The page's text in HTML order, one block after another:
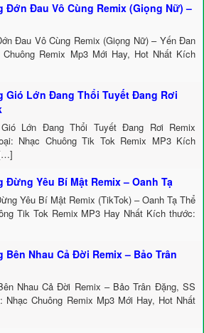
Đớn Đau Vô Cùng Remix (Giọng Nữ) –
Đau Vô Cùng Remix (Giọng Nữ) – Yến Đan
Remix Mp3 Mới Hay, Hot Nhất Kích
Gió Lớn Đang Thổi Tuyết Đang Rơi
Gió Lớn Đang Thổi Tuyết Đang Rơi Remix
Nhạc Chuông Tik Tok Remix MP3 Kích
Đừng Yêu Bí Mật Remix – Oanh Tạ
Yêu Bí Mật Remix (TikTok) – Oanh Tạ Thể
Tik Tok Remix MP3 Hay Nhất Kích thước:
Bên Nhau Cả Đời Remix – Bảo Trân
Nhau Cả Đời Remix – Bảo Trân Đặng, SS
Nhạc Chuông Remix Mp3 Mới Hay, Hot Nhất